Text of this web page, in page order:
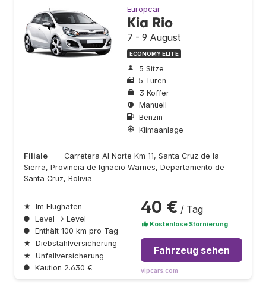
Europcar
Kia Rio
7 - 9 August
ECONOMY ELITE
5 Sitze
5 Türen
3 Koffer
Manuell
Benzin
Klimaanlage
Filiale
Carretera Al Norte Km 11, Santa Cruz de la
Sierra, Provincia de Ignacio Warnes, Departamento de
Santa Cruz, Bolivia
★ Im Flughafen
● Level → Level
● Enthält 100 km pro Tag
★ Diebstahlversicherung
★ Unfallversicherung
● Kaution 2.630 €
40 € / Tag
Kostenlose Stornierung
Fahrzeug sehen
vipcars.com